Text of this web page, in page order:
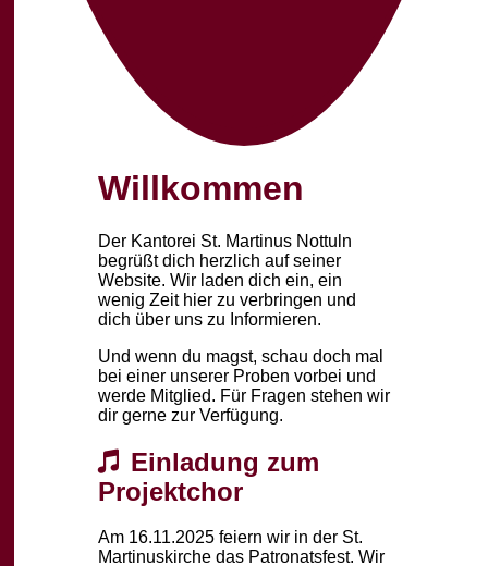
Willkommen
Der Kantorei St. Martinus Nottuln
begrüßt dich herzlich auf seiner
Website. Wir laden dich ein, ein
wenig Zeit hier zu verbringen und
dich über uns zu Informieren.
Und wenn du magst, schau doch mal
bei einer unserer Proben vorbei und
werde Mitglied. Für Fragen stehen wir
dir gerne zur Verfügung.
Einladung zum
Projektchor
Am 16.11.2025 feiern wir in der St.
Martinuskirche das Patronatsfest. Wir